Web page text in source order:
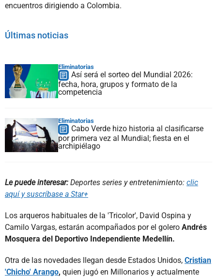
encuentros dirigiendo a Colombia.
Últimas noticias
Eliminatorias
Así será el sorteo del Mundial 2026:
fecha, hora, grupos y formato de la
competencia
Eliminatorias
Cabo Verde hizo historia al clasificarse
por primera vez al Mundial; fiesta en el
archipiélago
Le puede interesar: Deportes series y entretenimiento: clic
aquí y suscríbase a Star+
Los arqueros habituales de la 'Tricolor', David Ospina y
Camilo Vargas, estarán acompañados por el golero Andrés
Mosquera del Deportivo Independiente Medellín.
Otra de las novedades llegan desde Estados Unidos, Cristian
'Chicho' Arango, quien jugó en Millonarios y actualmente